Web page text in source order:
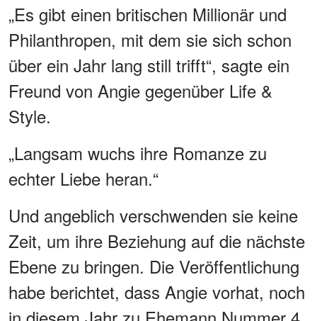
„Es gibt einen britischen Millionär und
Philanthropen, mit dem sie sich schon
über ein Jahr lang still trifft“, sagte ein
Freund von Angie gegenüber Life &
Style.
„Langsam wuchs ihre Romanze zu
echter Liebe heran.“
Und angeblich verschwenden sie keine
Zeit, um ihre Beziehung auf die nächste
Ebene zu bringen. Die Veröffentlichung
habe berichtet, dass Angie vorhat, noch